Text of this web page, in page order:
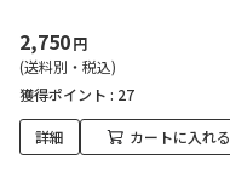
2,750円
(送料別・税込)
獲得ポイント : 27
詳細 カートに入れる